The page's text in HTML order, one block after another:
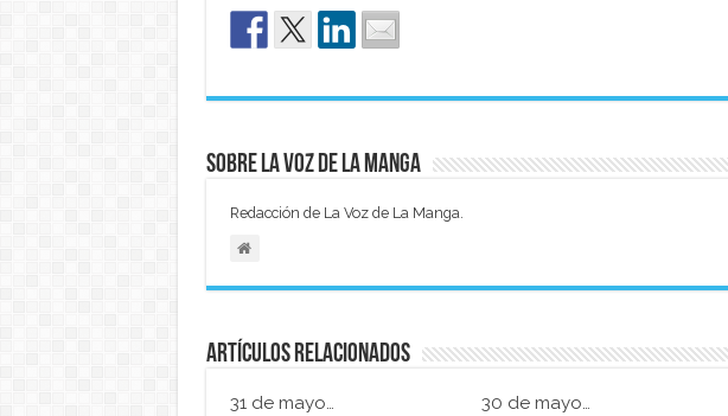
Sobre La Voz de La Manga
Redacción de La Voz de La Manga.
Artículos relacionados
31 de mayo… 30 de mayo…